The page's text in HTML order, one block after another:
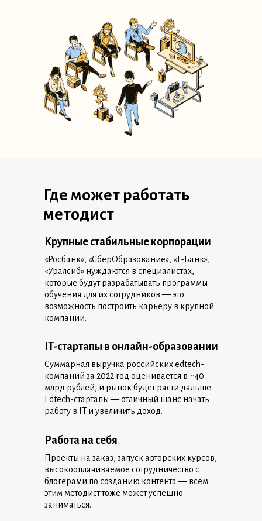
Где может работать
методист
Крупные стабильные корпорации
Суммарная выручка российских edtech-
компаний за 2022 год оценивается в ~40
млрд рублей, и рынок будет расти дальше.
Edtech-стартапы — отличный шанс начать
работу в IT и увеличить доход.
Работа на себя
Проекты на заказ, запуск авторских курсов,
высокооплачиваемое сотрудничество с
блогерами по созданию контента — всем
этим методист тоже может успешно
заниматься.
«Росбанк», «СберОбразование», «Т-Банк»,
«Уралсиб» нуждаются в специалистах,
которые будут разрабатывать программы
обучения для их сотрудников — это
возможность построить карьеру в крупной
компании.
IT-стартапы в онлайн-образовании